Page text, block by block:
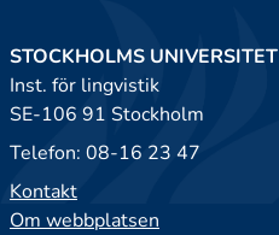
STOCKHOLMS UNIVERSITET
Inst. för lingvistik
SE-106 91 Stockholm
Telefon: 08-16 23 47
Kontakt
Om webbplatsen